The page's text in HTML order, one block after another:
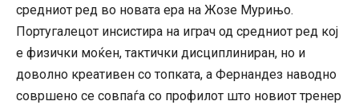
средниот ред во новата ера на Жозе Мурињо.
Португалецот инсистира на играч од средниот ред кој
е физички моќен, тактички дисциплиниран, но и
доволно креативен со топката, а Фернандез наводно
совршено се совпаѓа со профилот што новиот тренер